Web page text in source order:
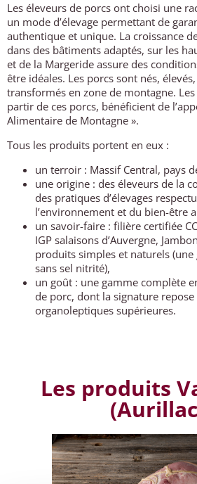
Les éleveurs de porcs ont choisi une
un mode d’élevage permettant de
authentique et unique. La croissance
dans des bâtiments adaptés, sur les
et de la Margeride assure des
être idéales. Les porcs sont nés,
transformés en zone de montagne.
partir de ces porcs, bénéficient de
Alimentaire de Montagne ».
Tous les produits portent en eux :
un terroir : Massif Central, pays
une origine : des éleveurs de la
des pratiques d’élevages
l’environnement et du bien-être
un savoir-faire : filière certifiée
IGP salaisons d’Auvergne,
produits simples et naturels
sans sel nitrité),
un goût : une gamme complète
de porc, dont la signature
organoleptiques supérieures.
Les produits